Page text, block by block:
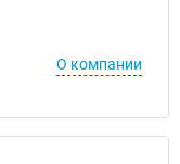
О компании